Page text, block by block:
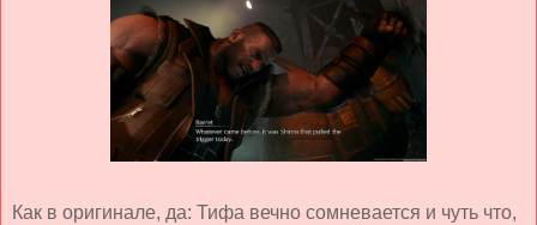
Как в оригинале, да: Тифа вечно сомневается и чуть что,